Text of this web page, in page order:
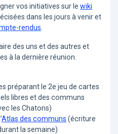
vos initiatives sur le wiki
dans les jours à venir et
rendus
des uns et des autres et
à la dernière réunion.
préparant le 2e jeu de cartes
libres et des communs
les Chatons)
Atlas des communs (écriture
la semaine)